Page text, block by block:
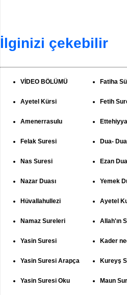
İlginizi çekebilir
VİDEO BÖLÜMÜ
Ayetel Kürsi
Amenerrasulu
Felak Suresi
Nas Suresi
Nazar Duası
Hüvallahullezi
Namaz Sureleri
Yasin Suresi
Yasin Suresi Arapça
Yasin Suresi Oku
Fatiha
Fetih
Dua-
Ezan
Yemek
Ayetel
Allah'ın
Kader
Kureyş
Maun